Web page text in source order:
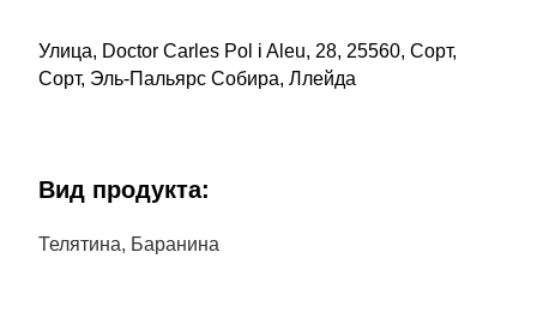
Улица, Doctor Carles Pol i Aleu, 28, 25560, Сорт,
Сорт, Эль-Пальярс Собира, Ллейда
Bид продукта:
Телятина, Баранина